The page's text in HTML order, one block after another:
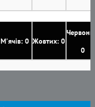
М'ячів: 0 Жовтих: 0
0